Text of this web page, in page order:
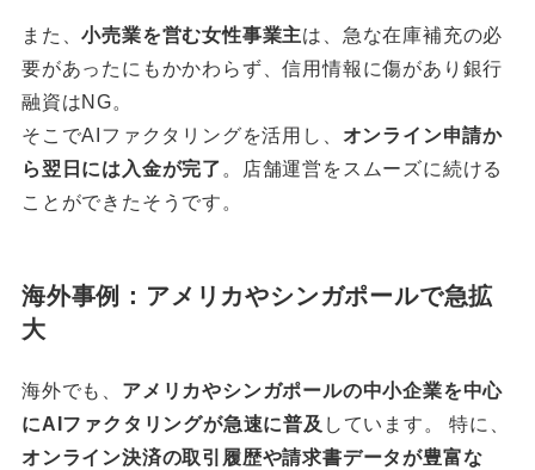
また、小売業を営む女性事業主は、急な在庫補充の必
要があったにもかかわらず、信用情報に傷があり銀行
融資はNG。
そこでAIファクタリングを活用し、 オンライン申請か
ら翌日には入金が完了 。店舗運営をスムーズに続ける
ことができたそうです。
海外事例：アメリカやシンガポールで急拡
大
海外でも、 アメリカやシンガポールの中小企業を中心
にAIファクタリングが急速に普及 しています。 特に、
オンライン決済の取引履歴や請求書データが豊富な